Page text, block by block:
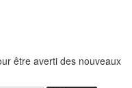
être averti des nouveaux